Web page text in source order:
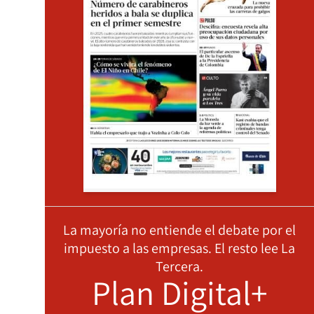
La mayoría no entiende el debate por el
impuesto a las empresas. El resto lee La
Tercera.
Plan Digital+